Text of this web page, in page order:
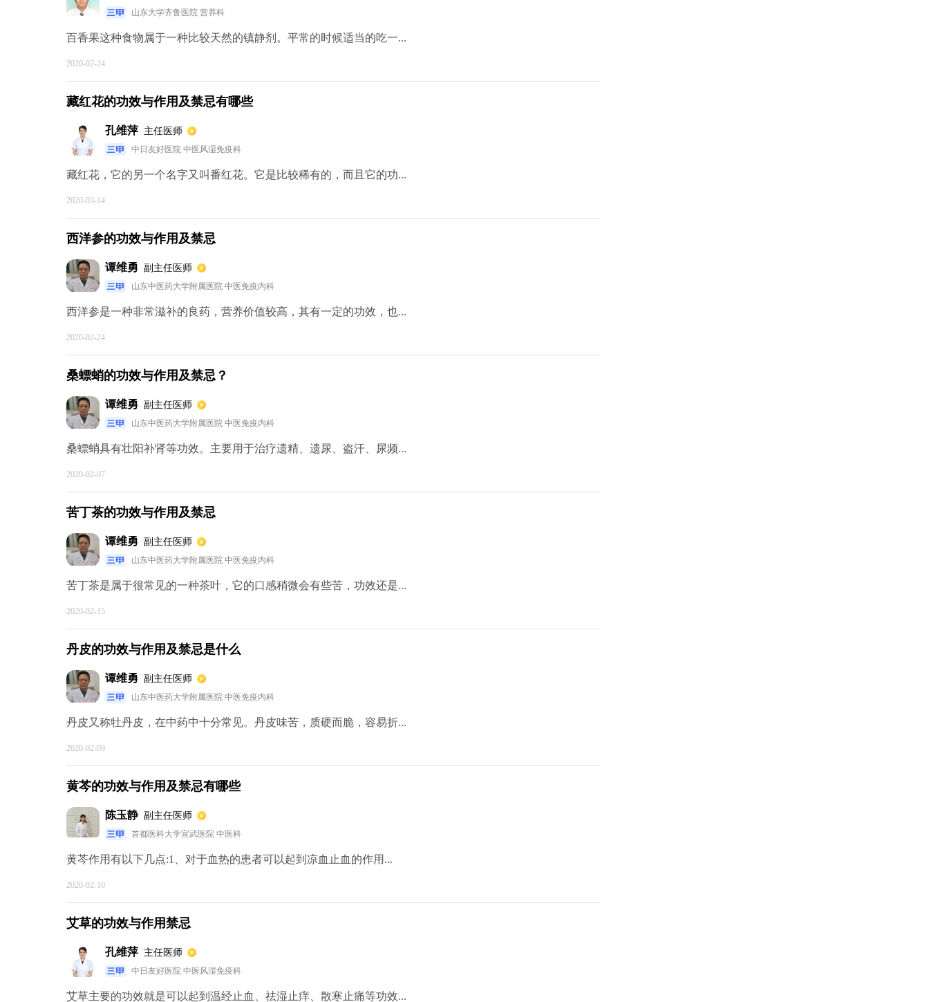
山东大学齐鲁医院 营养科
百香果这种食物属于一种比较天然的镇静剂。平常的时候适当的吃一...
2020-02-24
藏红花的功效与作用及禁忌有哪些
孔维萍 主任医师
中日友好医院 中医风湿免疫科
藏红花，它的另一个名字又叫番红花。它是比较稀有的，而且它的功...
2020-03-14
西洋参的功效与作用及禁忌
谭维勇 副主任医师
山东中医药大学附属医院 中医免疫内科
西洋参是一种非常滋补的良药，营养价值较高，其有一定的功效，也...
2020-02-24
桑螵蛸的功效与作用及禁忌？
谭维勇 副主任医师
山东中医药大学附属医院 中医免疫内科
桑螵蛸具有壮阳补肾等功效。主要用于治疗遗精、遗尿、盗汗、尿频...
2020-02-07
苦丁茶的功效与作用及禁忌
谭维勇 副主任医师
山东中医药大学附属医院 中医免疫内科
苦丁茶是属于很常见的一种茶叶，它的口感稍微会有些苦，功效还是...
2020-02-15
丹皮的功效与作用及禁忌是什么
谭维勇 副主任医师
山东中医药大学附属医院 中医免疫内科
丹皮又称牡丹皮，在中药中十分常见。丹皮味苦，质硬而脆，容易折...
2020-02-09
黄芩的功效与作用及禁忌有哪些
陈玉静 副主任医师
首都医科大学宣武医院 中医科
黄芩作用有以下几点:1、对于血热的患者可以起到凉血止血的作用...
2020-02-10
艾草的功效与作用禁忌
孔维萍 主任医师
中日友好医院 中医风湿免疫科
艾草主要的功效就是可以起到温经止血、祛湿止痒、散寒止痛等功效...